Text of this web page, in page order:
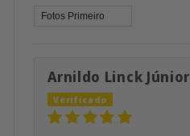
Sort by
Arnildo Linck Júnior